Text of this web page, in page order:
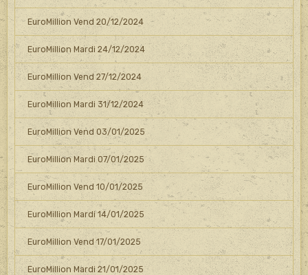
EuroMillion Vend 20/12/2024
EuroMillion Mardi 24/12/2024
EuroMillion Vend 27/12/2024
EuroMillion Mardi 31/12/2024
EuroMillion Vend 03/01/2025
EuroMillion Mardi 07/01/2025
EuroMillion Vend 10/01/2025
EuroMillion Mardi 14/01/2025
EuroMillion Vend 17/01/2025
EuroMillion Mardi 21/01/2025